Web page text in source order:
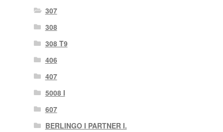
307
308
308 T9
406
407
5008 I
607
BERLINGO I PARTNER I.